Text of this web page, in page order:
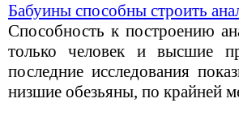
Бабуины способны строить
Способность к построению
только человек и высшие
последние исследования
низшие обезьяны, по крайней